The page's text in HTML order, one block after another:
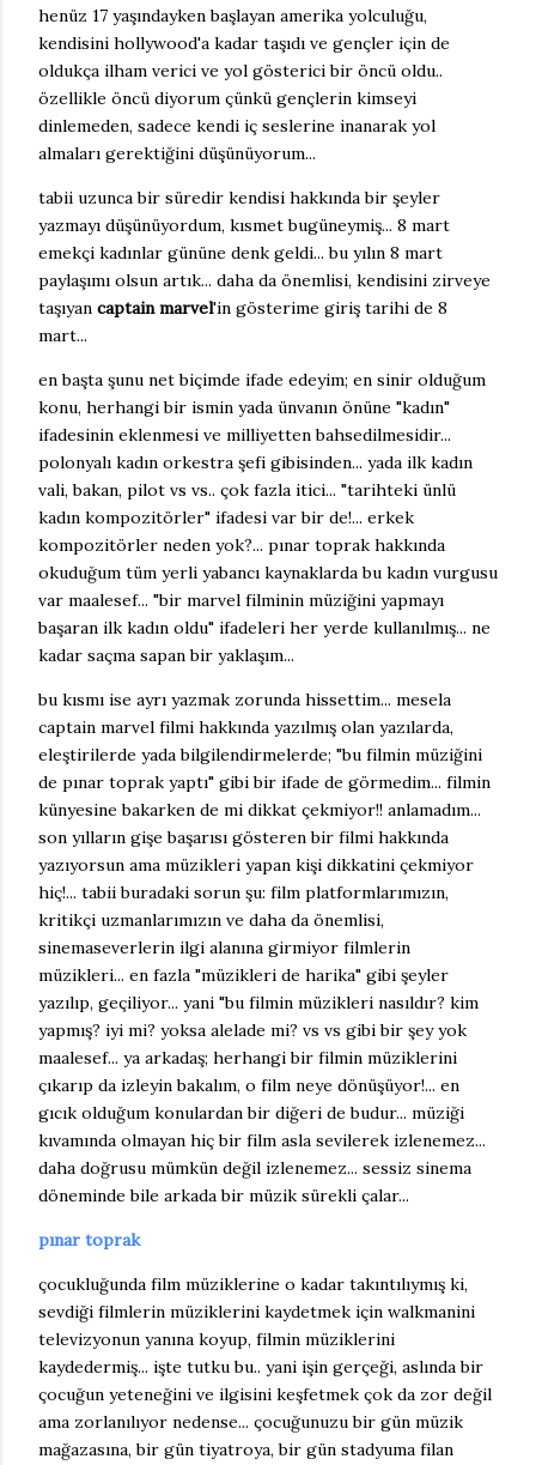
henüz 17 yaşındayken başlayan amerika yolculuğu,
kendisini hollywood'a kadar taşıdı ve gençler için de
oldukça ilham verici ve yol gösterici bir öncü oldu..
özellikle öncü diyorum çünkü gençlerin kimseyi
dinlemeden, sadece kendi iç seslerine inanarak yol
almaları gerektiğini düşünüyorum...
tabii uzunca bir süredir kendisi hakkında bir şeyler
yazmayı düşünüyordum, kısmet bugüneymiş... 8 mart
emekçi kadınlar gününe denk geldi... bu yılın 8 mart
paylaşımı olsun artık... daha da önemlisi, kendisini zirveye
taşıyan captain marvel'in gösterime giriş tarihi de 8
mart...
en başta şunu net biçimde ifade edeyim; en sinir olduğum
konu, herhangi bir ismin yada ünvanın önüne "kadın"
ifadesinin eklenmesi ve milliyetten bahsedilmesidir...
polonyalı kadın orkestra şefi gibisinden... yada ilk kadın
vali, bakan, pilot vs vs.. çok fazla itici... "tarihteki ünlü
kadın kompozitörler" ifadesi var bir de!... erkek
kompozitörler neden yok?... pınar toprak hakkında
okuduğum tüm yerli yabancı kaynaklarda bu kadın vurgusu
var maalesef... "bir marvel filminin müziğini yapmayı
başaran ilk kadın oldu" ifadeleri her yerde kullanılmış... ne
kadar saçma sapan bir yaklaşım...
bu kısmı ise ayrı yazmak zorunda hissettim... mesela
captain marvel filmi hakkında yazılmış olan yazılarda,
eleştirilerde yada bilgilendirmelerde; "bu filmin müziğini
de pınar toprak yaptı" gibi bir ifade de görmedim... filmin
künyesine bakarken de mi dikkat çekmiyor!! anlamadım...
son yılların gişe başarısı gösteren bir filmi hakkında
yazıyorsun ama müzikleri yapan kişi dikkatini çekmiyor
hiç!... tabii buradaki sorun şu: film platformlarımızın,
kritikçi uzmanlarımızın ve daha da önemlisi,
sinemaseverlerin ilgi alanına girmiyor filmlerin
müzikleri... en fazla "müzikleri de harika" gibi şeyler
yazılıp, geçiliyor... yani "bu filmin müzikleri nasıldır? kim
yapmış? iyi mi? yoksa alelade mi? vs vs gibi bir şey yok
maalesef... ya arkadaş; herhangi bir filmin müziklerini
çıkarıp da izleyin bakalım, o film neye dönüşüyor!... en
gıcık olduğum konulardan bir diğeri de budur... müziği
kıvamında olmayan hiç bir film asla sevilerek izlenemez...
daha doğrusu mümkün değil izlenemez... sessiz sinema
döneminde bile arkada bir müzik sürekli çalar...
pınar toprak
çocukluğunda film müziklerine o kadar takıntılıymış ki,
sevdiği filmlerin müziklerini kaydetmek için walkmanini
televizyonun yanına koyup, filmin müziklerini
kaydedermiş... işte tutku bu.. yani işin gerçeği, aslında bir
çocuğun yeteneğini ve ilgisini keşfetmek çok da zor değil
ama zorlanılıyor nedense... çocuğunuzu bir gün müzik
mağazasına, bir gün tiyatroya, bir gün stadyuma filan